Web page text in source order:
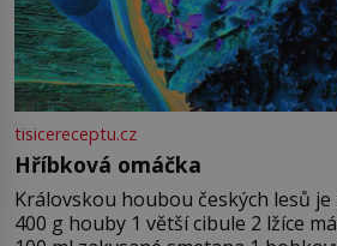
tisicereceptu.cz
Hříbková omáčka
Královskou houbou českých lesů je pravý
400 g houby 1 větší cibule 2 lžíce